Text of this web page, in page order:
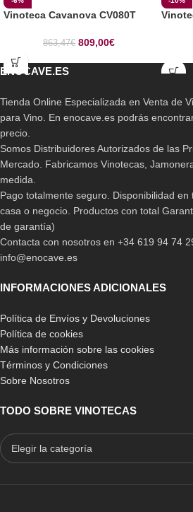
Vinoteca Cavanova CV080T
863,47€ 809,00€
ENOCAVE.ES
Tienda Online Especializada en Venta de
para Vino. En enocave.es podrás
precio.
Somos Distribuidores Autorizados de las
Mercado. Fabricamos Vinotecas,
medida.
Pago totalmente seguro. Disponibilidad
casa o negocio. Productos con total
de garantía)
Contacta con nosotros en +34 619 94 74
info@enocave.es
INFORMACIONES ADICIONALES
Política de Envíos y Devoluciones
Política de cookies
Más información sobre las cookies
Términos y Condiciones
Sobre Nosotros
TODO SOBRE VINOTECAS